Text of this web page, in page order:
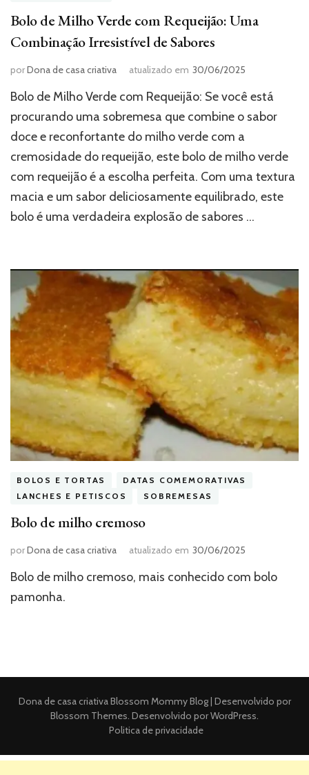
Bolo de Milho Verde com Requeijão: Uma
Combinação Irresistível de Sabores
porDona de casa criativa atualizado em 30/06/2025
Bolo de Milho Verde com Requeijão: Se você está
procurando uma sobremesa que combine o sabor
doce e reconfortante do milho verde com a
cremosidade do requeijão, este bolo de milho verde
com requeijão é a escolha perfeita. Com uma textura
macia e um sabor deliciosamente equilibrado, este
bolo é uma verdadeira explosão de sabores …
BOLOS E TORTAS
DATAS COMEMORATIVAS
LANCHES E PETISCOS
SOBREMESAS
Bolo de milho cremoso
porDona de casa criativa atualizado em 30/06/2025
Bolo de milho cremoso, mais conhecido com bolo
pamonha.
Dona de casa criativaBlossom Mommy Blog | Desenvolvido por
Blossom Themes. Desenvolvido porWordPress.
Politica de privacidade